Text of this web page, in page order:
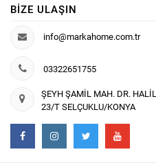
BIZE ULAŞIN
info@markahome.com.tr
03322651755
ŞEYH ŞAMİL MAH. DR.
23/T SELÇUKLU/KONYA